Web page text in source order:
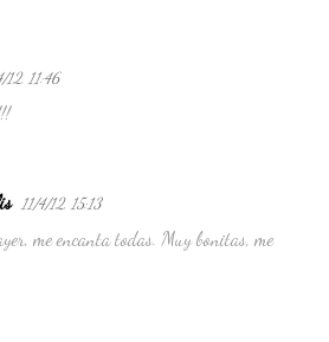
12, 11:46
11/4/12, 15:13
me encanta todas. Muy bonitas, me